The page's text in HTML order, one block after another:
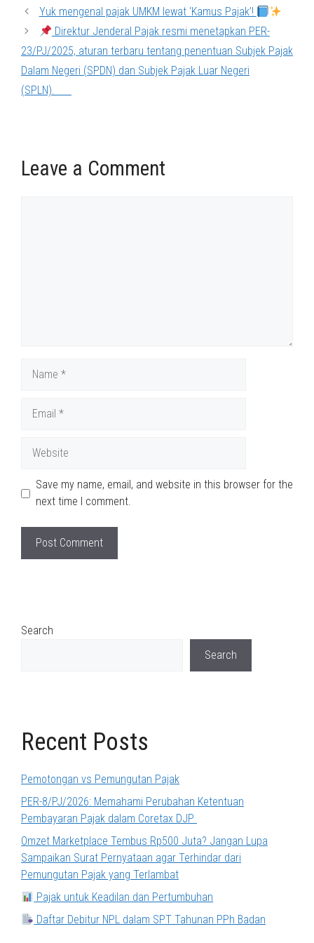
Yuk mengenal pajak UMKM lewat ‘Kamus Pajak’!
Direktur Jenderal Pajak resmi menetapkan PER-
23/PJ/2025, aturan terbaru tentang penentuan Subjek Pajak
Dalam Negeri (SPDN) dan Subjek Pajak Luar Negeri
(SPLN).⠀⠀
Leave a Comment
Save my name, email, and website in this browser for the
next time I comment.
Search
Search
Recent Posts
Pemotongan vs Pemungutan Pajak
PER-8/PJ/2026: Memahami Perubahan Ketentuan
Pembayaran Pajak dalam Coretax DJP
Omzet Marketplace Tembus Rp500 Juta? Jangan Lupa
Sampaikan Surat Pernyataan agar Terhindar dari
Pemungutan Pajak yang Terlambat
Pajak untuk Keadilan dan Pertumbuhan
Daftar Debitur NPL dalam SPT Tahunan PPh Badan